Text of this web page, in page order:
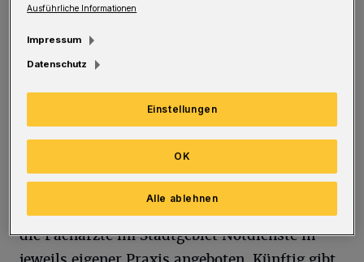
Foto: Alex Khaizeman
Bei akuten gesundheitlichen Beschwerden
können Eltern erkrankter Kinder künftig
mittwochs, freitags, am Wochenende sowie an
Feiertagen dort den ambulanten
Bereitschaftsdienst aufsuchen. Bislang haben
die Fachärzte im Stadtgebiet Notdienste in
Ausführliche Informationen
Impressum
Datenschutz
Einstellungen
Alle ablehnen
OK